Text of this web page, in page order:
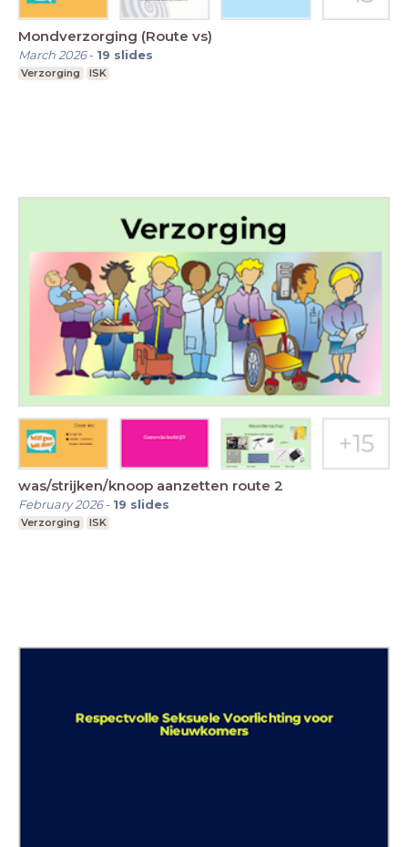
Mondverzorging (Route vs)
March 2026- 19 slides
Verzorging ISK
was/strijken/knoop aanzetten route 2
February 2026- 19 slides
Verzorging ISK